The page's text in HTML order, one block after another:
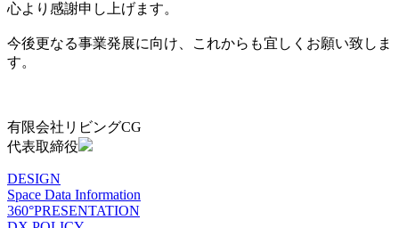
心より感謝申し上げます。
今後更なる事業発展に向け、これからも宜しくお願い致しま
す。
有限会社リビングCG
代表取締役
DESIGN
Space Data Information
360°PRESENTATION